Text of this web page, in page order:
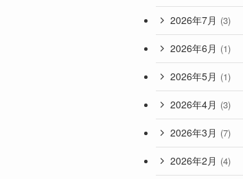
2026年7月 (3)
2026年6月 (1)
2026年5月 (1)
2026年4月 (3)
2026年3月 (7)
2026年2月 (4)